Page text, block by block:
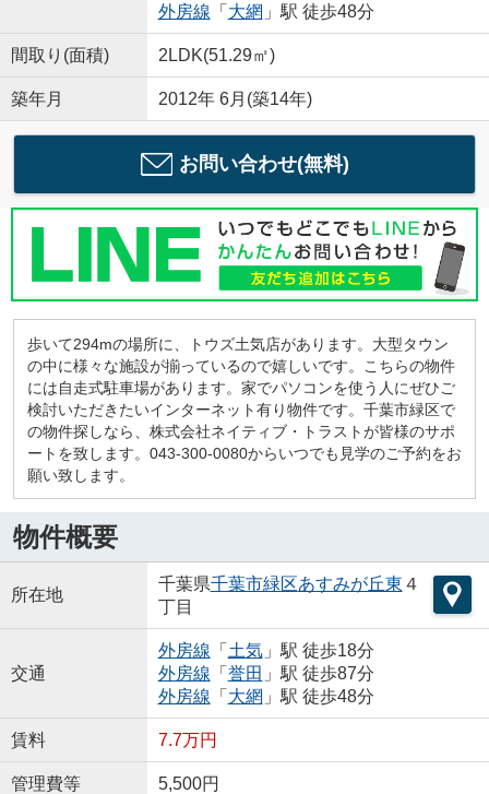
外房線 「 大網 」駅 徒歩48分
間取り(面積) 2LDK(51.29㎡)
築年月 2012年 6月(築14年)
お問い合わせ(無料)
歩いて294mの場所に、トウズ土気店があります。大型タウン
の中に様々な施設が揃っているので嬉しいです。こちらの物件
には自走式駐車場があります。家でパソコンを使う人にぜひご
検討いただきたいインターネット有り物件です。千葉市緑区で
の物件探しなら、株式会社ネイティブ・トラストが皆様のサポ
ートを致します。043-300-0080からいつでも見学のご予約をお
願い致します。
物件概要
所在地
千葉県千葉市緑区あすみが丘東 ４
丁目
交通
外房線 「 土気」駅 徒歩18分
外房線 「 誉田 」駅 徒歩87分
外房線 「 大網 」駅 徒歩48分
賃料 7.7万円
管理費等 5,500円